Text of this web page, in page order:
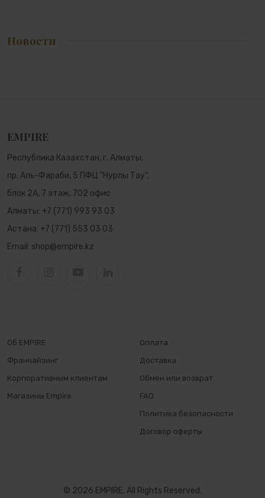
Новости
EMPIRE
Республика Казахстан, г. Алматы,
пр. Аль-Фараби, 5 ПФЦ "Нурлы Тау",
блок 2А, 7 этаж, 702 офис
Алматы: +7 (771) 993 93 03
Астана: +7 (771) 553 03 03
Email: shop@empire.kz
Об EMPIRE
Франчайзинг
Корпоративным клиентам
Магазины Empire
Оплата
Доставка
Обмен или возврат
FAQ
Политика безопасности
Договор оферты
© 2026 EMPIRE. All Rights Reserved.